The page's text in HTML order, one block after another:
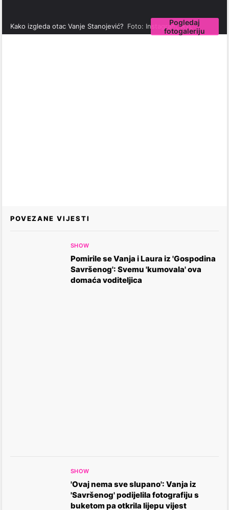
Pogledaj
fotogaleriju
Kako izgleda otac Vanje Stanojević? Foto: Instagram, RTL
POVEZANE VIJESTI
SHOW
Pomirile se Vanja i Laura iz 'Gospodina
Savršenog': Svemu 'kumovala' ova
domaća voditeljica
SHOW
'Ovaj nema sve slupano': Vanja iz
'Savršenog' podijelila fotografiju s
buketom pa otkrila lijepu vijest